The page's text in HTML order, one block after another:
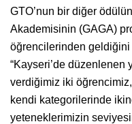
GTO’nun bir diğer
Akademisinin (GAGA)
öğrencilerinden geldiğini
“Kayseri’de düzenlenen
verdiğimiz iki
kendi kategorilerinde
yeteneklerimizin